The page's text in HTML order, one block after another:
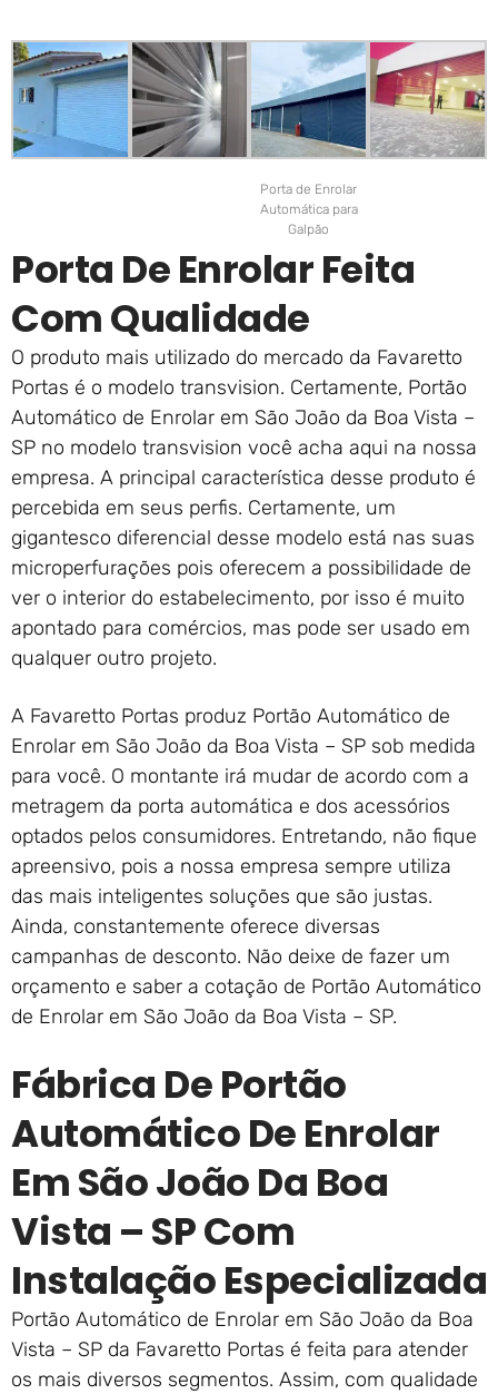
Porta de Enrolar
Automática para
Galpão
Porta De Enrolar Feita
Com Qualidade
O produto mais utilizado do mercado da Favaretto
Portas é o modelo transvision. Certamente, Portão
Automático de Enrolar em São João da Boa Vista –
SP no modelo transvision você acha aqui na nossa
empresa. A principal característica desse produto é
percebida em seus perfis. Certamente, um
gigantesco diferencial desse modelo está nas suas
microperfurações pois oferecem a possibilidade de
ver o interior do estabelecimento, por isso é muito
apontado para comércios, mas pode ser usado em
qualquer outro projeto.
A Favaretto Portas produz Portão Automático de
Enrolar em São João da Boa Vista – SP sob medida
para você. O montante irá mudar de acordo com a
metragem da porta automática e dos acessórios
optados pelos consumidores. Entretando, não fique
apreensivo, pois a nossa empresa sempre utiliza
das mais inteligentes soluções que são justas.
Ainda, constantemente oferece diversas
campanhas de desconto. Não deixe de fazer um
orçamento e saber a cotação de Portão Automático
de Enrolar em São João da Boa Vista – SP.
Fábrica De Portão
Automático De Enrolar
Em São João Da Boa
Vista – SP Com
Instalação Especializada
Portão Automático de Enrolar em São João da Boa
Vista – SP da Favaretto Portas é feita para atender
os mais diversos segmentos. Assim, com qualidade